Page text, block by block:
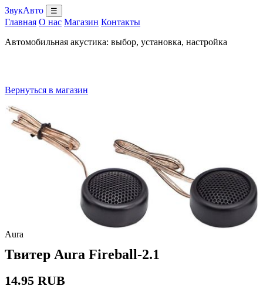
ЗвукАвто ☰
Главная О нас Магазин Контакты
Автомобильная акустика: выбор, установка, настройка
Вернуться в магазин
Aura
Твитер Aura Fireball-2.1
14.95 RUB